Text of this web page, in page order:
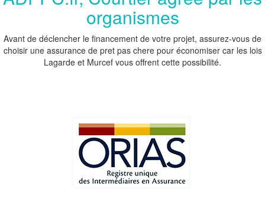
organismes
Avant de déclencher le financement de votre projet, assurez-vous de
choisir une assurance de pret pas chere pour économiser car les lois
Lagarde et Murcef vous offrent cette possibilité.